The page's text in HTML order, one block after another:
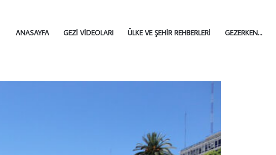
ANASAYFA GEZI VIDEOLARI ÜLKE VE ŞEHIR REHBERLERI GEZERKEN…